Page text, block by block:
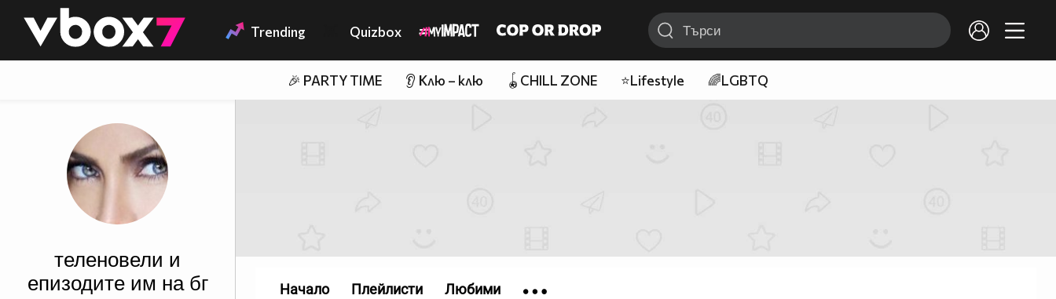
👾 Trending Quizbox
🎉 PARTY TIME 👂 Клю – клю 🪀CHILL ZONE ⭐Lifestyle 🌈LGBTQ
теленовели и
епизодите им на бг
Начало Плейлисти Любими